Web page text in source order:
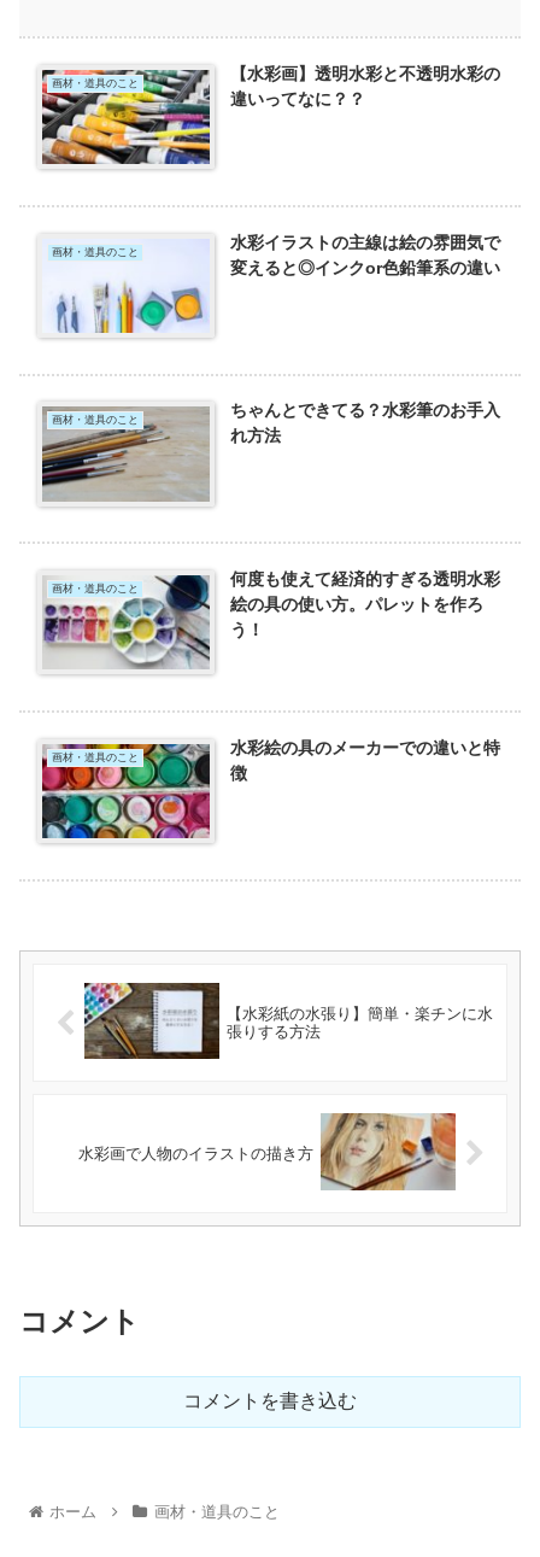
画材・道具のこと
【水彩画】透明水彩と不透明水彩の
違いってなに？？
画材・道具のこと
水彩イラストの主線は絵の雰囲気で
変えると◎インクor色鉛筆系の違い
画材・道具のこと
ちゃんとできてる？水彩筆のお手入
れ方法
画材・道具のこと
何度も使えて経済的すぎる透明水彩
絵の具の使い方。パレットを作ろ
う！
画材・道具のこと
水彩絵の具のメーカーでの違いと特
徴
【水彩紙の水張り】簡単・楽チンに水
張りする方法
水彩画で人物のイラストの描き方
コメント
コメントを書き込む
ホーム 画材・道具のこと